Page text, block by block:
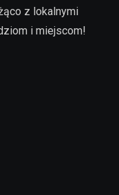
z lokalnymi
i miejscom!